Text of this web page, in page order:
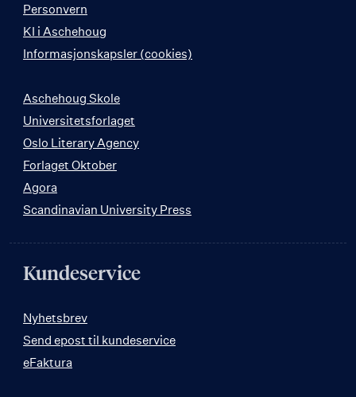
Personvern
KI i Aschehoug
Informasjonskapsler (cookies)
Aschehoug Skole
Universitetsforlaget
Oslo Literary Agency
Forlaget Oktober
Agora
Scandinavian University Press
Kundeservice
Nyhetsbrev
Send epost til kundeservice
eFaktura